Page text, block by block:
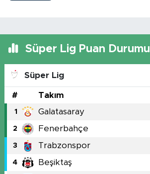
Süper Lig Puan Durumu
Süper Lig
# Takım
1 Galatasaray
2 Fenerbahçe
3 Trabzonspor
4 Beşiktaş